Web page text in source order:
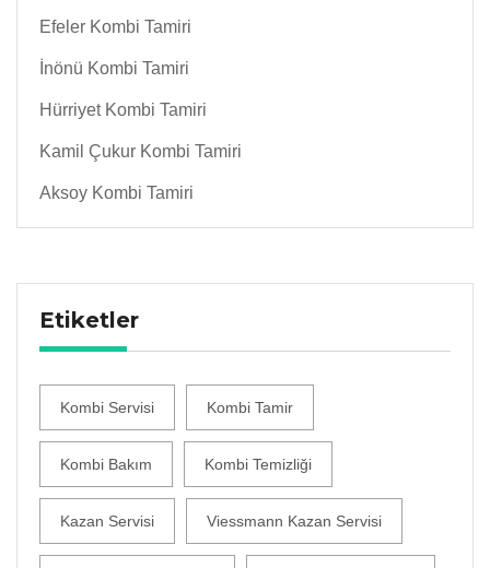
Efeler Kombi Tamiri
İnönü Kombi Tamiri
Hürriyet Kombi Tamiri
Kamil Çukur Kombi Tamiri
Aksoy Kombi Tamiri
Etiketler
Kombi Servisi Kombi Tamir
Kombi Bakım Kombi Temizliği
Kazan Servisi Viessmann Kazan Servisi